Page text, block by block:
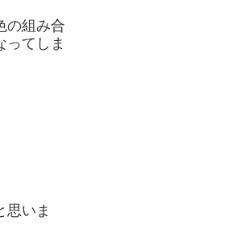
の組み合
ってしま
思いま